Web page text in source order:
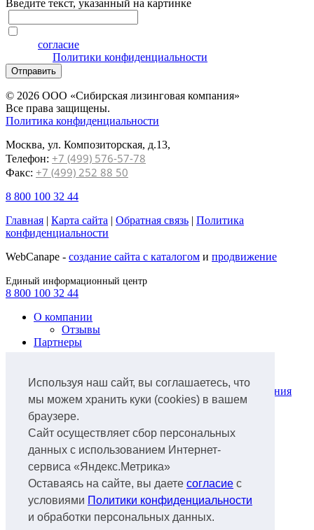
Используя наш сайт, вы соглашаетесь, что
мы можем хранить куки (cookies) в вашем
браузере.
Сайт осуществляет сбор персональных
данных с использованием Интернет-
сервиса «Яндекс.Метрика»
Оставаясь на сайте, вы даете согласие с
условиями Политики конфиденциальности
и обработки персональных данных.
Введите текcт, указанный на картинке
согласие
Политики конфиденциальности
Отправить
© 2026 ООО «Сибирская лизинговая компания»
Все права защищены.
Политика конфиденциальности
Москва, ул. Композиторская, д.13,
Телефон: +7 (499) 576-57-78
Факс: +7 (499) 252 88 50
8 800 100 32 44
Главная | Карта сайта | Обратная связь | Политика
конфиденциальности
WebCanape - создание сайта с каталогом и продвижение
Единый информационный центр
8 800 100 32 44
О компании
Отзывы
Партнеры
Лизинг легкового автотранспорта
Лизинг коммунальной техники и оборудования
для ЖКХ
Лизинг грузового автотранспорта
Лизинг ж/д транспорта
Лизинг спецтехники
Лизинг нефтегазового оборудования
Лизинг авиатранспорта
Лизинг аэропортового оборудования
Лизинг водного транспорта
Лизинг
Документы